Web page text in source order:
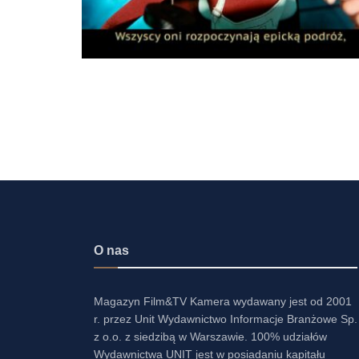
O nas
Magazyn Film&TV Kamera wydawany jest od 2001
r. przez Unit Wydawnictwo Informacje Branżowe Sp.
z o.o. z siedzibą w Warszawie. 100% udziałów
Wydawnictwa UNIT jest w posiadaniu kapitału